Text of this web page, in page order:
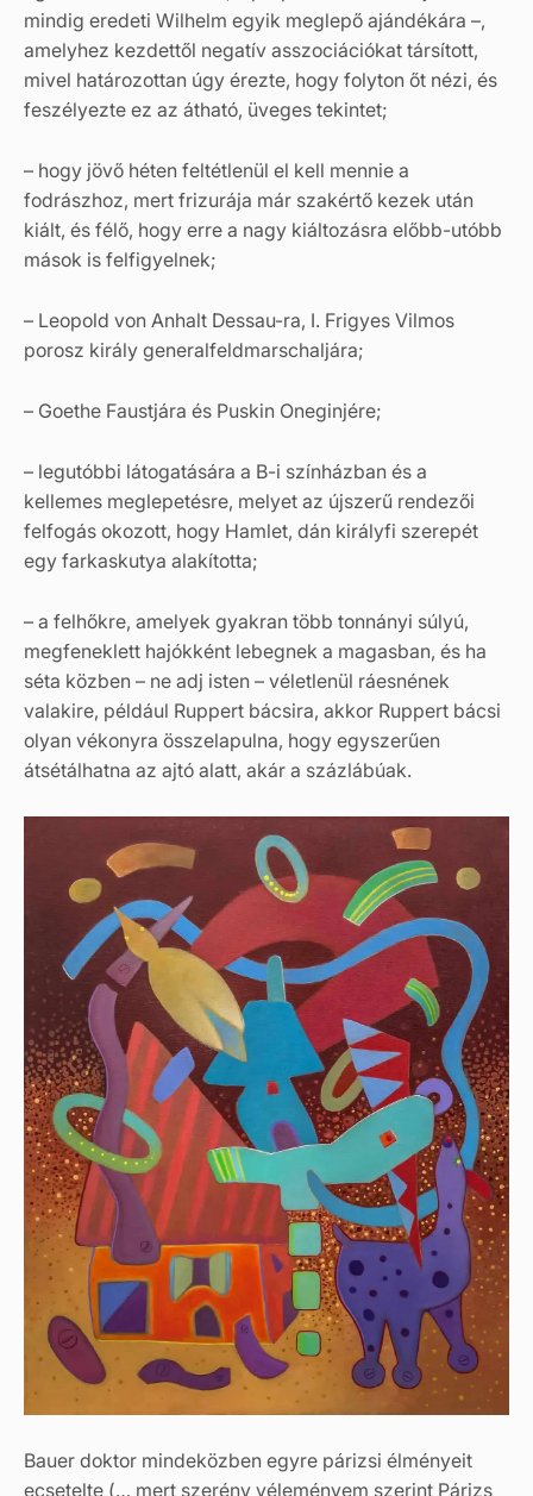
mindig eredeti Wilhelm egyik meglepő ajándékára –,
amelyhez kezdettől negatív asszociációkat társított,
mivel határozottan úgy érezte, hogy folyton őt nézi, és
feszélyezte ez az átható, üveges tekintet;
– hogy jövő héten feltétlenül el kell mennie a
fodrászhoz, mert frizurája már szakértő kezek után
kiált, és félő, hogy erre a nagy kiáltozásra előbb-utóbb
mások is felfigyelnek;
– Leopold von Anhalt Dessau-ra, I. Frigyes Vilmos
porosz király generalfeldmarschaljára;
– Goethe Faustjára és Puskin Oneginjére;
– legutóbbi látogatására a B-i színházban és a
kellemes meglepetésre, melyet az újszerű rendezői
felfogás okozott, hogy Hamlet, dán királyfi szerepét
egy farkaskutya alakította;
– a felhőkre, amelyek gyakran több tonnányi súlyú,
megfeneklett hajókként lebegnek a magasban, és ha
séta közben – ne adj isten – véletlenül ráesnének
valakire, például Ruppert bácsira, akkor Ruppert bácsi
olyan vékonyra összelapulna, hogy egyszerűen
átsétálhatna az ajtó alatt, akár a százlábúak.
Bauer doktor mindeközben egyre párizsi élményeit
ecsetelte (… mert szerény véleményem szerint Párizs